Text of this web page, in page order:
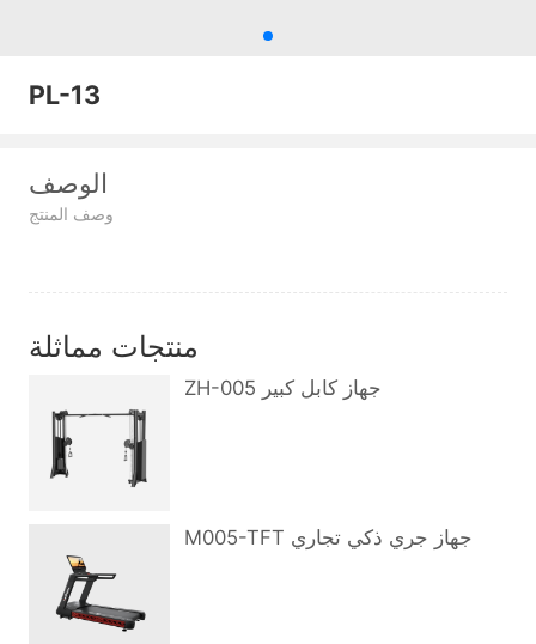
PL-13
الوصف
وصف المنتج
منتجات مماثلة
ZH-005 جهاز كابل كبير
M005-TFT جهاز جري ذكي تجاري